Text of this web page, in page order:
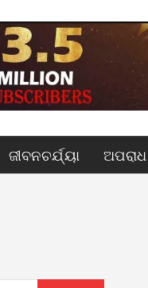
ଜୀବନଚର୍ଯ୍ୟା ଅପରାଧ